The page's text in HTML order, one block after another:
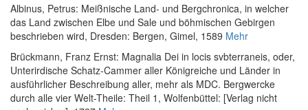
Albinus, Petrus: Meißnische Land- und Bergchronica, in welcher
das Land zwischen Elbe und Sale und böhmischen Gebirgen
beschrieben wird, Dresden: Bergen, Gimel, 1589 Mehr
Brückmann, Franz Ernst: Magnalia Dei in locis svbterraneis, oder,
Unterirdische Schatz-Cammer aller Königreiche und Länder in
ausführlicher Beschreibung aller, mehr als MDC. Bergwercke
durch alle vier Welt-Theile: Theil 1 , Wolfenbüttel: [Verlag nicht